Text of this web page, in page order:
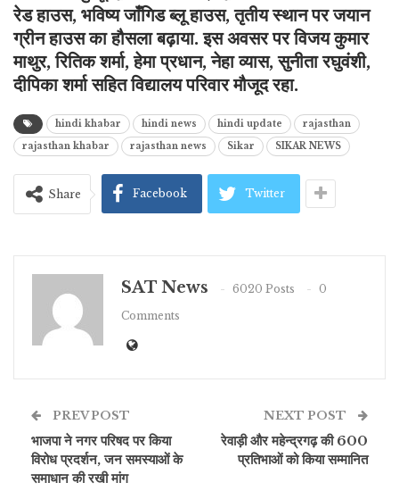
रेड हाउस, भविष्य जाँगिड ब्लू हाउस, तृतीय स्थान पर जयान
ग्रीन हाउस का हौसला बढ़ाया. इस अवसर पर विजय कुमार
माथुर, रितिक शर्मा, हेमा प्रधान, नेहा व्यास, सुनीता रघुवंशी,
दीपिका शर्मा सहित विद्यालय परिवार मौजूद रहा.
hindi khabar hindi news hindi update
rajasthan
rajasthan khabar
rajasthan news Sikar SIKAR NEWS
Share Facebook Twitter
SAT News 6020 Posts
0
Comments
PREV POST
भाजपा ने नगर परिषद पर किया
विरोध प्रदर्शन, जन समस्याओं के
समाधान की रखी मांग
NEXT POST
रेवाड़ी और महेन्द्रगढ़ की 600
प्रतिभाओं को किया सम्मानित